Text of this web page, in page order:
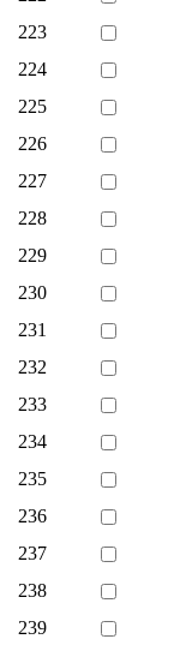
223
224
225
226
227
228
229
230
231
232
233
234
235
236
237
238
239